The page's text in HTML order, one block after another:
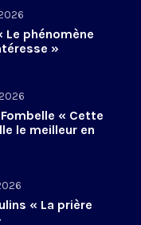
Le phénomène
»
« Cette
le meilleur en
« La prière